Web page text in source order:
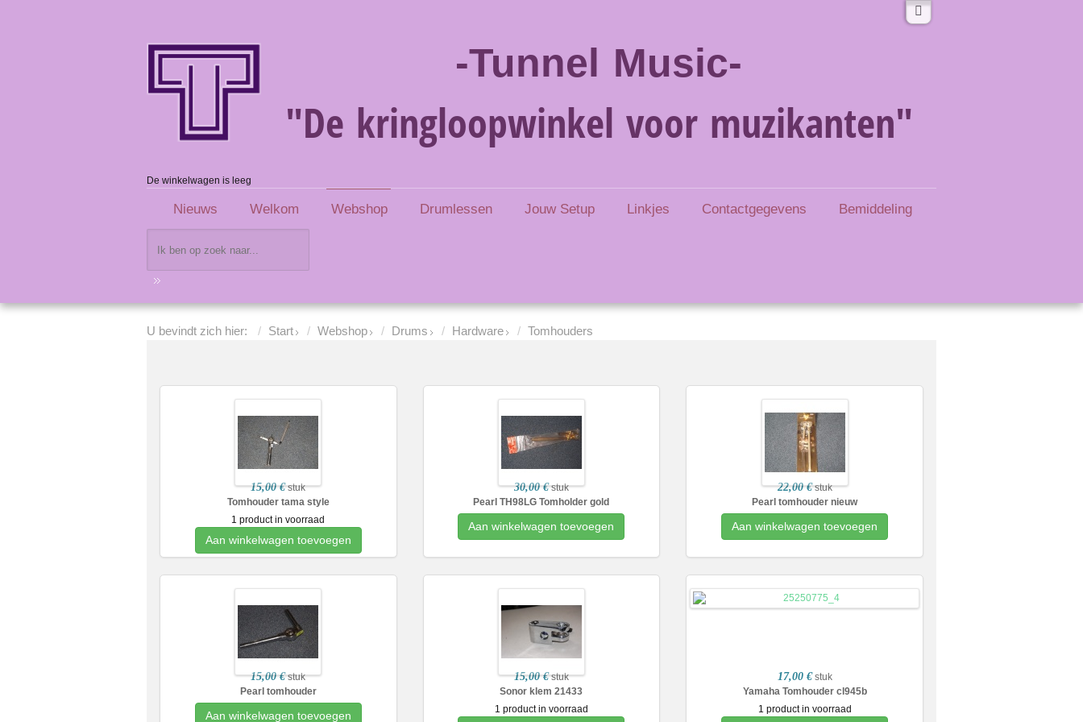
-Tunnel Music-
"De kringloopwinkel voor muzikanten"
De winkelwagen is leeg
Nieuws Welkom Webshop Drumlessen Jouw Setup Linkjes Contactgegevens Bemiddeling
U bevindt zich hier: Start Webshop Drums Hardware Tomhouders
15,00 € stuk
Tomhouder tama style
1 product in voorraad
Aan winkelwagen toevoegen
30,00 € stuk
Pearl TH98LG Tomholder gold
Aan winkelwagen toevoegen
22,00 € stuk
Pearl tomhouder nieuw
Aan winkelwagen toevoegen
15,00 € stuk
Pearl tomhouder
Aan winkelwagen toevoegen
15,00 € stuk
Sonor klem 21433
1 product in voorraad
17,00 € stuk
Yamaha Tomhouder cl945b
1 product in voorraad